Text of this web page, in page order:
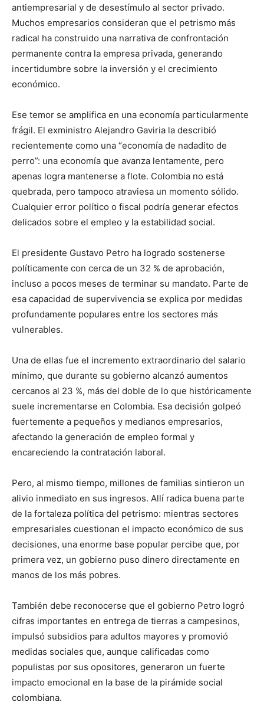
antiempresarial y de desestímulo al sector privado.
Muchos empresarios consideran que el petrismo más
radical ha construido una narrativa de confrontación
permanente contra la empresa privada, generando
incertidumbre sobre la inversión y el crecimiento
económico.
Ese temor se amplifica en una economía particularmente
frágil. El exministro Alejandro Gaviria la describió
recientemente como una “economía de nadadito de
perro”: una economía que avanza lentamente, pero
apenas logra mantenerse a flote. Colombia no está
quebrada, pero tampoco atraviesa un momento sólido.
Cualquier error político o fiscal podría generar efectos
delicados sobre el empleo y la estabilidad social.
El presidente Gustavo Petro ha logrado sostenerse
políticamente con cerca de un 32 % de aprobación,
incluso a pocos meses de terminar su mandato. Parte de
esa capacidad de supervivencia se explica por medidas
profundamente populares entre los sectores más
vulnerables.
Una de ellas fue el incremento extraordinario del salario
mínimo, que durante su gobierno alcanzó aumentos
cercanos al 23 %, más del doble de lo que históricamente
suele incrementarse en Colombia. Esa decisión golpeó
fuertemente a pequeños y medianos empresarios,
afectando la generación de empleo formal y
encareciendo la contratación laboral.
Pero, al mismo tiempo, millones de familias sintieron un
alivio inmediato en sus ingresos. Allí radica buena parte
de la fortaleza política del petrismo: mientras sectores
empresariales cuestionan el impacto económico de sus
decisiones, una enorme base popular percibe que, por
primera vez, un gobierno puso dinero directamente en
manos de los más pobres.
También debe reconocerse que el gobierno Petro logró
cifras importantes en entrega de tierras a campesinos,
impulsó subsidios para adultos mayores y promovió
medidas sociales que, aunque calificadas como
populistas por sus opositores, generaron un fuerte
impacto emocional en la base de la pirámide social
colombiana.